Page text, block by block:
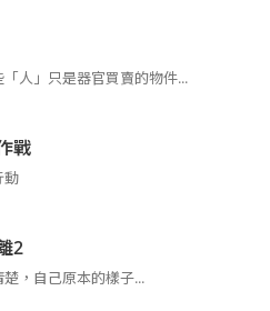
人」只是器官買賣的物件...
戰
動
2
，自己原本的樣子...